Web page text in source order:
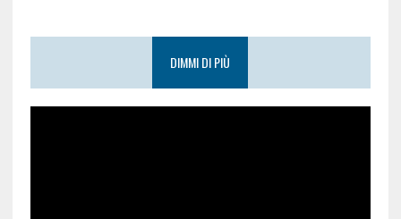
DIMMI DI PIÙ